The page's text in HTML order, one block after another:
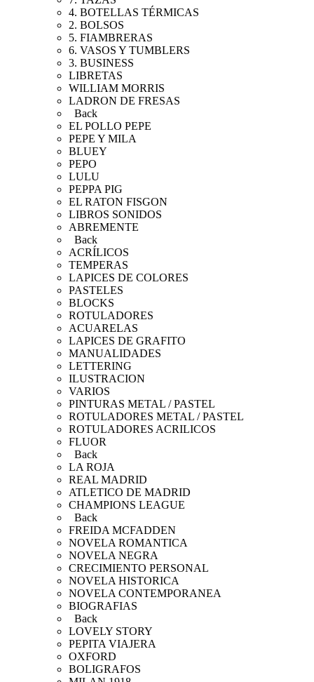
4. BOTELLAS TÉRMICAS
2. BOLSOS
5. FIAMBRERAS
6. VASOS Y TUMBLERS
3. BUSINESS
LIBRETAS
WILLIAM MORRIS
LADRON DE FRESAS
Back
EL POLLO PEPE
PEPE Y MILA
BLUEY
PEPO
LULU
PEPPA PIG
EL RATON FISGON
LIBROS SONIDOS
ABREMENTE
Back
ACRÍLICOS
TEMPERAS
LAPICES DE COLORES
PASTELES
BLOCKS
ROTULADORES
ACUARELAS
LAPICES DE GRAFITO
MANUALIDADES
LETTERING
ILUSTRACION
VARIOS
PINTURAS METAL / PASTEL
ROTULADORES METAL / PASTEL
ROTULADORES ACRILICOS
FLUOR
Back
LA ROJA
REAL MADRID
ATLETICO DE MADRID
CHAMPIONS LEAGUE
Back
FREIDA MCFADDEN
NOVELA ROMANTICA
NOVELA NEGRA
CRECIMIENTO PERSONAL
NOVELA HISTORICA
NOVELA CONTEMPORANEA
BIOGRAFIAS
Back
LOVELY STORY
PEPITA VIAJERA
OXFORD
BOLIGRAFOS